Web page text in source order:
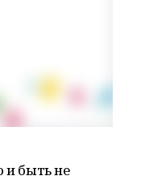
и быть не